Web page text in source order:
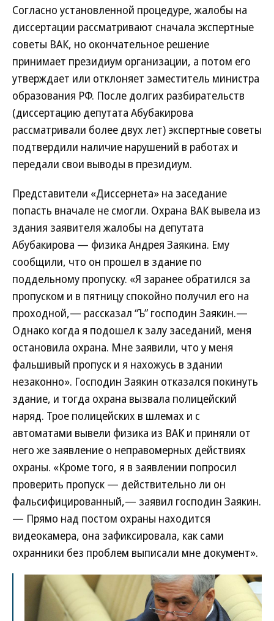
Согласно установленной процедуре, жалобы на
диссертации рассматривают сначала экспертные
советы ВАК, но окончательное решение
принимает президиум организации, а потом его
утверждает или отклоняет заместитель министра
образования РФ. После долгих разбирательств
(диссертацию депутата Абубакирова
рассматривали более двух лет) экспертные советы
подтвердили наличие нарушений в работах и
передали свои выводы в президиум.
Представители «Диссернета» на заседание
попасть вначале не смогли. Охрана ВАК вывела из
здания заявителя жалобы на депутата
Абубакирова — физика Андрея Заякина. Ему
сообщили, что он прошел в здание по
поддельному пропуску. «Я заранее обратился за
пропуском и в пятницу спокойно получил его на
проходной,— рассказал “Ъ” господин Заякин.—
Однако когда я подошел к залу заседаний, меня
остановила охрана. Мне заявили, что у меня
фальшивый пропуск и я нахожусь в здании
незаконно». Господин Заякин отказался покинуть
здание, и тогда охрана вызвала полицейский
наряд. Трое полицейских в шлемах и с
автоматами вывели физика из ВАК и приняли от
него же заявление о неправомерных действиях
охраны. «Кроме того, я в заявлении попросил
проверить пропуск — действительно ли он
фальсифицированный,— заявил господин Заякин.
— Прямо над постом охраны находится
видеокамера, она зафиксировала, как сами
охранники без проблем выписали мне документ».